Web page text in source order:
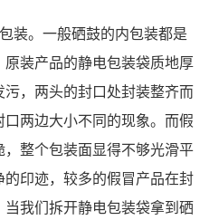
。一般硒鼓的内包装都是
装产品的静电包装袋质地厚
，两头的封口处封装整齐而
两边大小不同的现象。而假
整个包装面显得不够光滑平
印迹，较多的假冒产品在封
我们拆开静电包装袋拿到硒